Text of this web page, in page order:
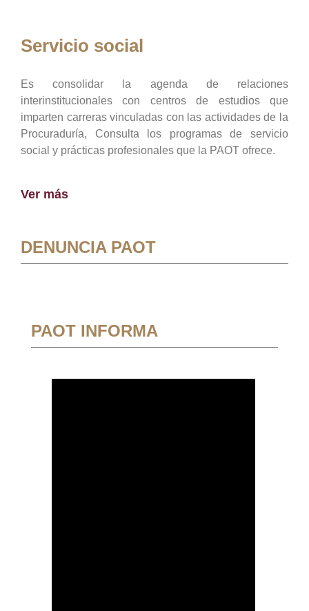
Servicio social
Es consolidar la agenda de relaciones
interinstitucionales con centros de estudios que
imparten carreras vinculadas con las actividades de la
Procuraduría, Consulta los programas de servicio
social y prácticas profesionales que la PAOT ofrece.
Ver más
DENUNCIA PAOT
PAOT INFORMA